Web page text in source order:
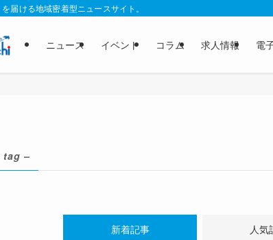
届ける地域密着型ニュースサイト。
ニュース イベント コラム 求人情報 電
tag –
新着記事 人気